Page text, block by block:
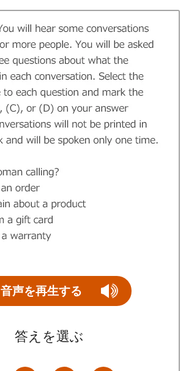
音声を再生する
答えを選ぶ